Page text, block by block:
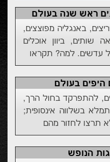
ראש שנה בעולם
באנגליה מפוצצים,
שותים, ביוון אוכלים
עדשים. למה? תקראו
היפים בעולם
להתפרקד בחול הרך,
בשלווה אינסופית;
תרצו לחזור מהם